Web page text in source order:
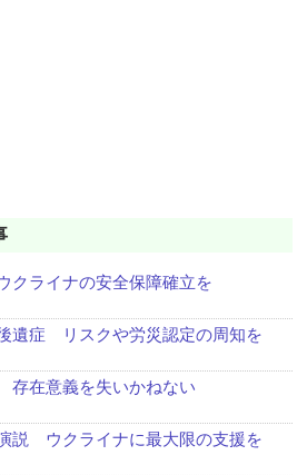
クライナの安全保障確立を
遺症 リスクや労災認定の周知を
存在意義を失いかねない
説 ウクライナに最大限の支援を